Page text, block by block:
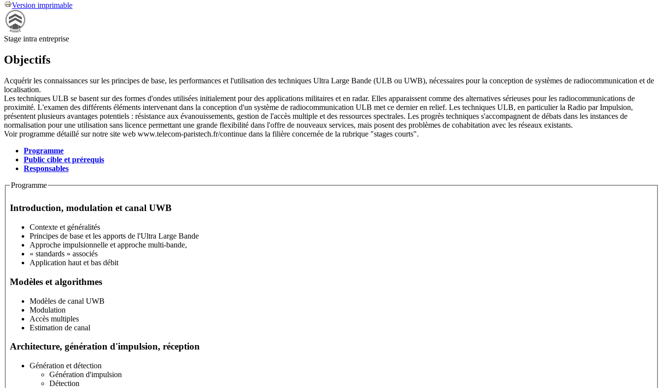
Version imprimable
Stage intra entreprise
Objectifs
Acquérir les connaissances sur les principes de base, les performances et l'utilisation des techniques Ultra Large Bande (ULB ou UWB), nécessaires pour la conception de systèmes de radiocommunication et de
localisation.
Les techniques ULB se basent sur des formes d'ondes utilisées initialement pour des applications militaires et en radar. Elles apparaissent comme des alternatives sérieuses pour les radiocommunications de
proximité. L'examen des différents éléments intervenant dans la conception d'un système de radiocommunication ULB met ce dernier en relief. Les techniques ULB, en particulier la Radio par Impulsion,
présentent plusieurs avantages potentiels : résistance aux évanouissements, gestion de l'accès multiple et des ressources spectrales. Les progrès techniques s'accompagnent de débats dans les instances de
normalisation pour une utilisation sans licence permettant une grande flexibilité dans l'offre de nouveaux services, mais posent des problèmes de cohabitation avec les réseaux existants.
Voir programme détaillé sur notre site web www.telecom-paristech.fr/continue dans la filière concernée de la rubrique "stages courts".
Stage
Programme
Public cible et prérequis
Responsables
Programme
Introduction, modulation et canal UWB
Contexte et généralités
Principes de base et les apports de l'Ultra Large Bande
Approche impulsionnelle et approche multi-bande,
« standards » associés
Application haut et bas débit
Modèles et algorithmes
Modèles de canal UWB
Modulation
Accès multiples
Estimation de canal
Architecture, génération d'impulsion, réception
Génération et détection
Génération d'impulsion
Détection